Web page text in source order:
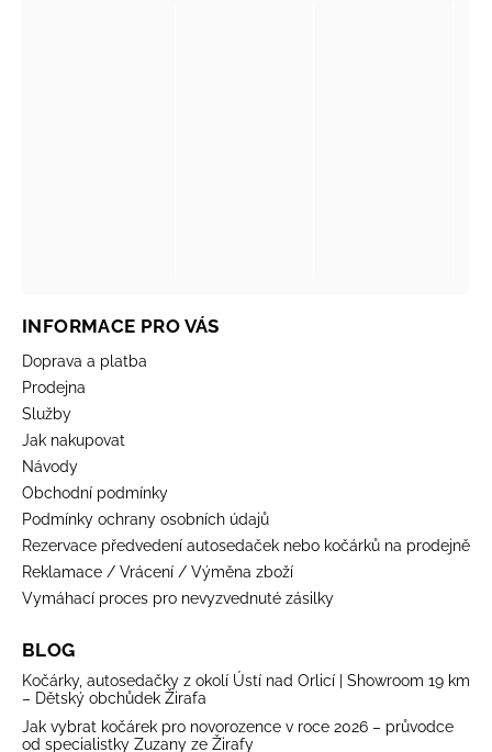
INFORMACE PRO VÁS
Doprava a platba
Prodejna
Služby
Jak nakupovat
Návody
Obchodní podmínky
Podmínky ochrany osobních údajů
Rezervace předvedení autosedaček nebo kočárků na prodejně
Reklamace / Vrácení / Výměna zboží
Vymáhací proces pro nevyzvednuté zásilky
BLOG
Kočárky, autosedačky z okolí Ústí nad Orlicí | Showroom 19 km
– Dětský obchůdek Žirafa
Jak vybrat kočárek pro novorozence v roce 2026 – průvodce
od specialistky Zuzany ze Žirafy